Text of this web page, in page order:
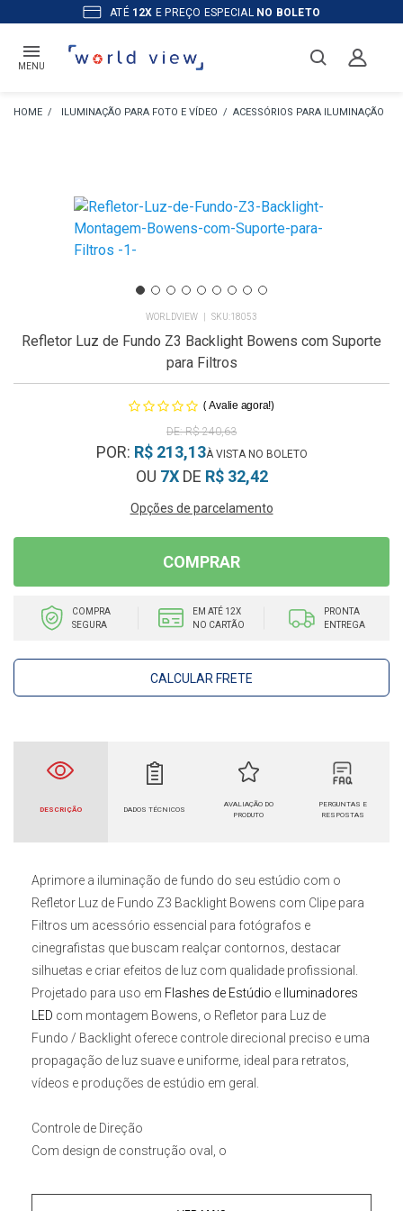
ATÉ 12X E PREÇO ESPECIAL NO BOLETO
MENU
ILUMINAÇÃO PARA FOTO E VÍDEO ACESSÓRIOS PARA ILUMINAÇÃO
WORLDVIEW 18053
Refletor Luz de Fundo Z3 Backlight Bowens com Suporte
para Filtros
(Avalie agora!)
R$ 240,63
POR: R$ 213,13
OU 7XDE R$ 32,42
Opções de parcelamento
COMPRAR
COMPRA
SEGURA
EM ATÉ 12X
NO CARTÃO
PRONTA
ENTREGA
CALCULAR FRETE
DESCRIÇÃO DADOS TÉCNICOS
AVALIAÇÃO DO
PRODUTO
PERGUNTAS E
RESPOSTAS
Aprimore a iluminação de fundo do seu estúdio com o
Refletor Luz de Fundo Z3 Backlight Bowens com Clipe para
Filtros um acessório essencial para fotógrafos e
cinegrafistas que buscam realçar contornos, destacar
silhuetas e criar efeitos de luz com qualidade profissional.
Projetado para uso em Flashes de Estúdio e
Iluminadores
LED com montagem Bowens, o Refletor para Luz de
Fundo / Backlight oferece controle direcional preciso e uma
propagação de luz suave e uniforme, ideal para retratos,
vídeos e produções de estúdio em geral.
Controle de Direção
Com design de construção oval, o
a luz de forma mais eficiente, permitindo destacar áreas